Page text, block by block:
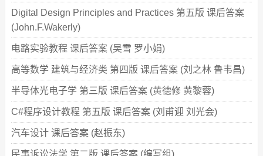
auto1@x6pbp：下载了“ 化工原理 下册 课后答案 (丁
忠伟 刘伟)”
q@q_nkfqp9：下载了“模拟电子技术基础 第三版 复
习提纲 (华成英 童诗白)”
q@q_nkfqp9：下载了“数字电子技术基础 第五版 课
件 (阎石)”
auto1@qfa3w3：下载了“
程 第四版 课后答案 (余孟尝 丁文霞)
Digital Design Principles and Practices 第五版 课后答案
(John.F.Wakerly)
电路实验教程 课后答案 (吴雪 罗小娟)
高等数学 建筑与经济类 第四版 课后答案 (刘之林 鲁韦昌)
半导体光电子学 第三版 课后答案 (黄德修 黄黎蓉)
C#程序设计教程 第五版 课后答案 (刘甫迎 刘光会)
汽车设计 课后答案 (赵振东)
民事诉讼法学 第二版 课后答案 (编写组)